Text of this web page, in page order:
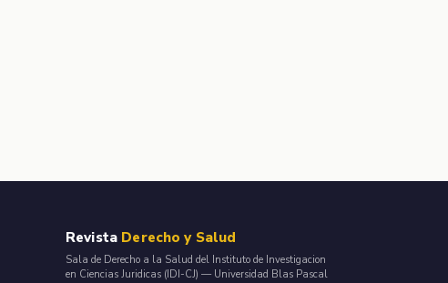
Revista Derecho y Salud
Sala de Derecho a la Salud del Instituto de Investigacion
en Ciencias Juridicas (IDI-CJ) — Universidad Blas Pascal